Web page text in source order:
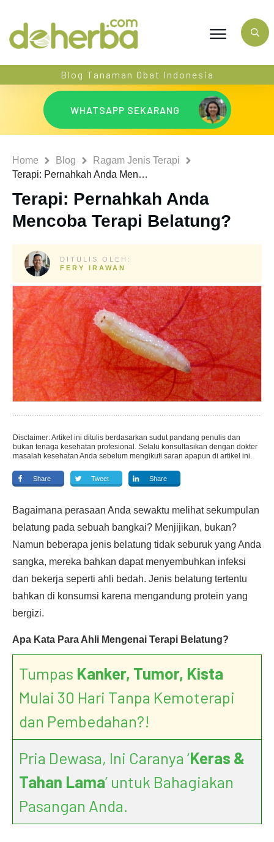
Blog Tanaman Obat Indonesia
WHATSAPP SEKARANG
Home Blog
Ragam Jenis Terapi
Terapi: Pernahkah Anda Mencoba Terapi Belatung?
Terapi: Pernahkah Anda
Mencoba Terapi Belatung?
DITULIS OLEH:
FERY IRAWAN
Disclaimer: Artikel ini ditulis berdasarkan sudut pandang penulis dan
bukan tenaga kesehatan profesional. Selalu konsultasikan dengan dokter
masalah kesehatan Anda sebelum mengikuti saran apapun di artikel ini.
Share Tweet Share
Bagaimana perasaan Anda sewaktu melihat sekumpulan
belatung pada sebuah bangkai? Menjijikan, bukan?
Namun beberapa jenis belatung tidak seburuk yang Anda
sangka, mereka bahkan dapat menyembuhkan infeksi
dan bekerja seperti ahli bedah. Jenis belatung tertentu
bahkan di konsumsi karena mengandung protein yang
bergizi.
Apa Kata Para Ahli Mengenai Terapi Belatung?
Tumpas Kanker, Tumor, Kista
Mulai 30 Hari Tanpa Kemoterapi
dan Pembedahan?!
Pria Dewasa, Ini Caranya ‘Keras &
Tahan Lama’ untuk Bahagiakan
Pasangan Anda.